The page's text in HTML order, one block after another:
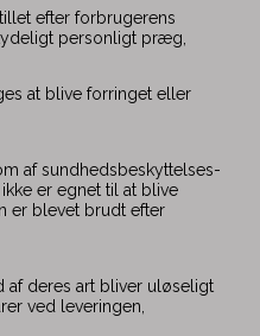
efter forbrugerens
personligt præg,
at blive forringet eller
af sundhedsbeskyttelses-
er egnet til at blive
er blevet brudt efter
af deres art bliver uløseligt
ved leveringen,